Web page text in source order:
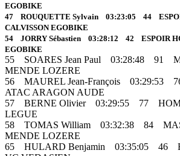
EGOBIKE
47 ROUQUETTE Sylvain 03:23:05 44
CALVISSON EGOBIKE
54 JORRY Sébastien 03:28:12 42 ESPOIR
EGOBIKE
55 SOARES Jean Paul 03:28:48 91
MENDE LOZERE
56 MAUREL Jean-François 03:29:53
ATAC ARAGON AUDE
57 BERNE Olivier 03:29:55 77
LEGUE
58 TOMAS William 03:32:38 84
MENDE LOZERE
65 HULARD Benjamin 03:35:05 46